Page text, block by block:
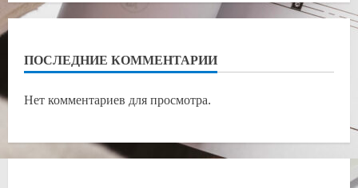
ПОСЛЕДНИЕ КОММЕНТАРИИ
Нет комментариев для просмотра.